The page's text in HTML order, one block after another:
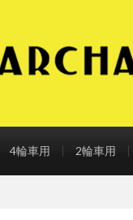
4輪車用 2輪車用